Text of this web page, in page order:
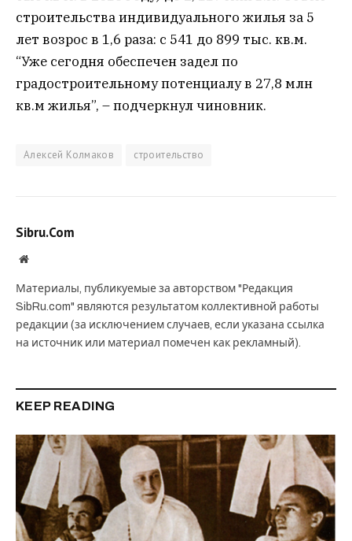
строительства индивидуального жилья за 5
лет возрос в 1,6 раза: с 541 до 899 тыс. кв.м.
“Уже сегодня обеспечен задел по
градостроительному потенциалу в 27,8 млн
кв.м жилья”, – подчеркнул чиновник.
Алексей Колмаков строительство
Sibru.Com
Website
Материалы, публикуемые за авторством "Редакция
SibRu.com" являются результатом коллективной работы
редакции (за исключением случаев, если указана ссылка
на источник или материал помечен как рекламный).
KEEP READING